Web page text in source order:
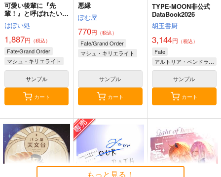
FGO/FAKE DUME
TOKIMOOON
495
Fate/Grand Order オー
ルキャラ
サンプル
蒐集
羊小屋
専売 787円（税込）
Fate/Grand Order
サンプル
えふじいおう和風肖像
画集参
800個入りタコ焼き
専売
Fate/Grand Order
葛飾北斎
サンプル
Romancia07
m.m.m.
3,615円（税込）
ブリュンヒルデ
奈落の底にて
Bad Quarto
629円（税込）
オベロン
サンプル
m.m.m.
2,292円（税込）
シグルド
可愛い後輩に『先
輩！』と呼ばれたい
3 完全版
はぽい処
1,887円 （税込）
Fate/Grand Order
マシュ・キリエライト
藤丸立香（♂・♀）
フランケンシュタイン
サンプル
カート
悪縁
ぽむ屋
770円 （税込）
Fate/Grand Order
マシュ・キリエライト
サンプル
カート
TYPE-MOON非公式
DataBook2026
胡玉書厨
3,144円 （税込）
Fate
アルトリア・ペンドラゴン
マシュ・キリエライト
サンプル
カート
もっと見る！